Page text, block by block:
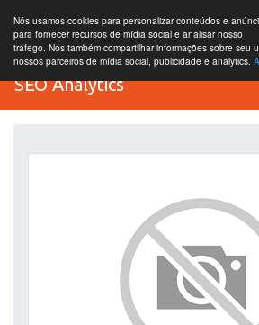
Nós usamos cookies para personalizar conteúdos e
para fornecer recursos de mídia social e analisar nosso
tráfego. Nós também compartilhar informações sobre seu
nossos parceiros de mídia social, publicidade e analytics.
SEO Analytics